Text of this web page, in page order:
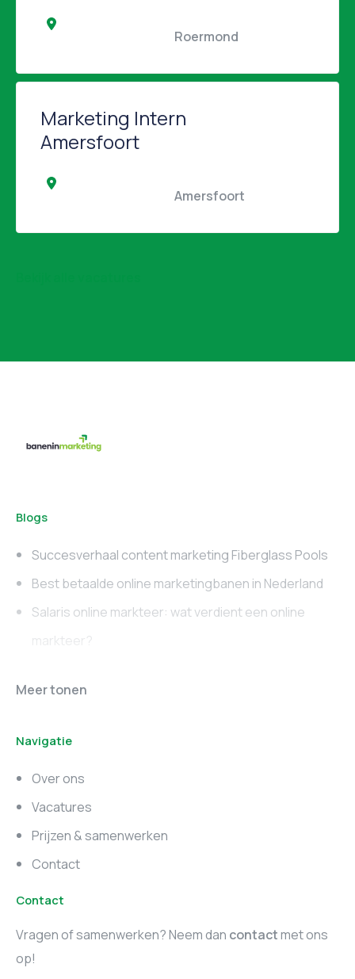
Marketing Intern
Amersfoort
Blogs
Succesverhaal content marketing Fiberglass Pools
Best betaalde online marketingbanen in Nederland
Salaris online markteer: wat verdient een online
markteer?
Online marketing
Marketing vacatures
Zuid-Holland
Marketing vacatures
Utrecht
Meer tonen
Navigatie
Over ons
Vacatures
Prijzen & samenwerken
Contact
Contact
Vragen of samenwerken? Neem dan contactmet ons
op!